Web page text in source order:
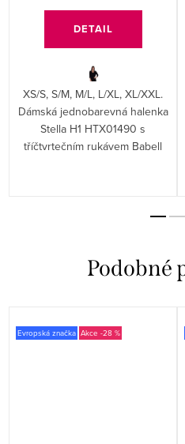
DETAIL
XS/S, S/M, M/L, L/XL, XL/XXL.
Dámská jednobarevná halenka
Stella H1 HTX01490 s
tříčtvrtečním rukávem Babell
Evropská značka -28 %